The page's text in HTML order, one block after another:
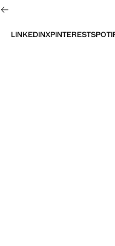
PINTEREST
X
LINKEDIN